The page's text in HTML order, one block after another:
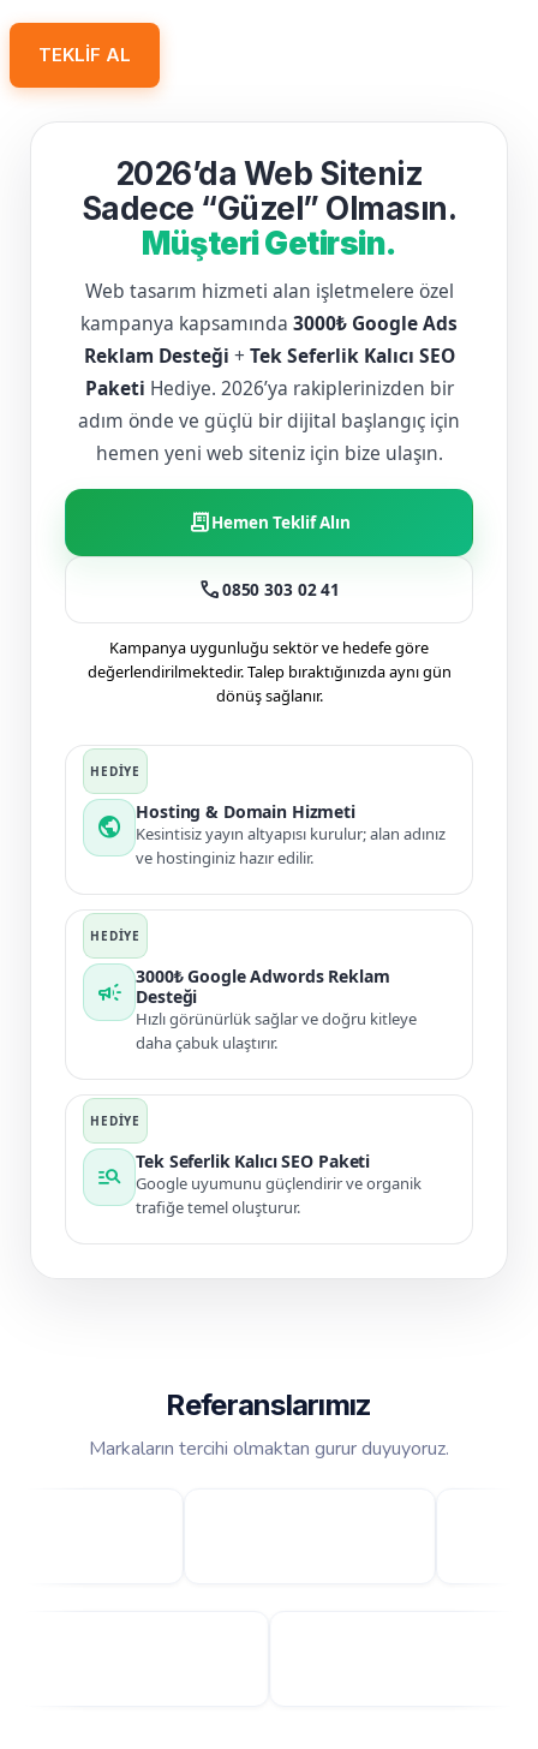
TEKLIF AL
2026’da Web Siteniz
Sadece “Güzel” Olmasın.
Müşteri Getirsin.
Web tasarım hizmeti alan işletmelere özel
kampanya kapsamında 3000₺ Google Ads
Reklam Desteği + Tek Seferlik Kalıcı SEO
Paketi Hediye. 2026’ya rakiplerinizden bir
adım önde ve güçlü bir dijital başlangıç için
hemen yeni web siteniz için bize ulaşın.
receipt_longHemen Teklif Alın
call0850 303 02 41
Kampanya uygunluğu sektör ve hedefe göre
değerlendirilmektedir. Talep bıraktığınızda aynı gün
dönüş sağlanır.
public
Hosting & Domain Hizmeti
Kesintisiz yayın altyapısı kurulur; alan adınız
ve hostinginiz hazır edilir.
campaign
3000₺ Google Adwords Reklam
Desteği
Hızlı görünürlük sağlar ve doğru kitleye
daha çabuk ulaştırır.
manage_search
Tek Seferlik Kalıcı SEO Paketi
Google uyumunu güçlendirir ve organik
trafiğe temel oluşturur.
Referanslarımız
Markaların tercihi olmaktan gurur duyuyoruz.